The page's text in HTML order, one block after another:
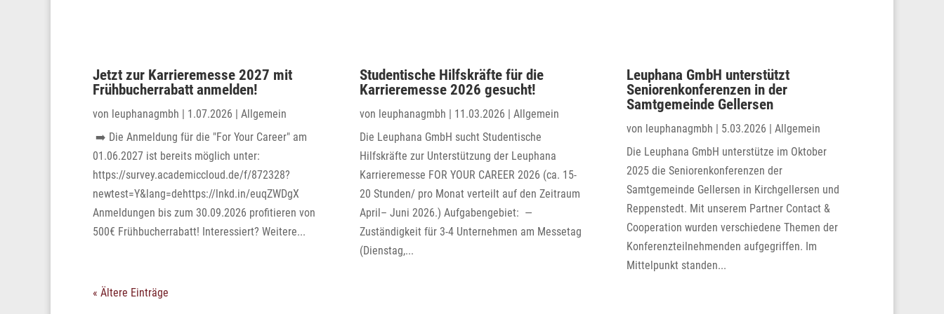
Jetzt zur Karrieremesse 2027 mit
Frühbucherrabatt anmelden!
von leuphanagmbh | 1.07.2026 | Allgemein
➡️ Die Anmeldung für die "For Your Career" am
01.06.2027 ist bereits möglich unter:
https://survey.academiccloud.de/f/872328?
newtest=Y&lang=dehttps://lnkd.in/euqZWDgX
Anmeldungen bis zum 30.09.2026 profitieren von
500€ Frühbucherrabatt! Interessiert? Weitere...
« Ältere Einträge
Studentische Hilfskräfte für die
Karrieremesse 2026 gesucht!
von leuphanagmbh | 11.03.2026 | Allgemein
Die Leuphana GmbH sucht Studentische
Hilfskräfte zur Unterstützung der Leuphana
Karrieremesse FOR YOUR CAREER 2026 (ca. 15-
20 Stunden/ pro Monat verteilt auf den Zeitraum
April– Juni 2026.) Aufgabengebiet: —
Zuständigkeit für 3-4 Unternehmen am Messetag
(Dienstag,...
Leuphana GmbH unterstützt
Seniorenkonferenzen in der
Samtgemeinde Gellersen
von leuphanagmbh | 5.03.2026 | Allgemein
Die Leuphana GmbH unterstütze im Oktober
2025 die Seniorenkonferenzen der
Samtgemeinde Gellersen in Kirchgellersen und
Reppenstedt. Mit unserem Partner Contact &
Cooperation wurden verschiedene Themen der
Konferenzteilnehmenden aufgegriffen. Im
Mittelpunkt standen...